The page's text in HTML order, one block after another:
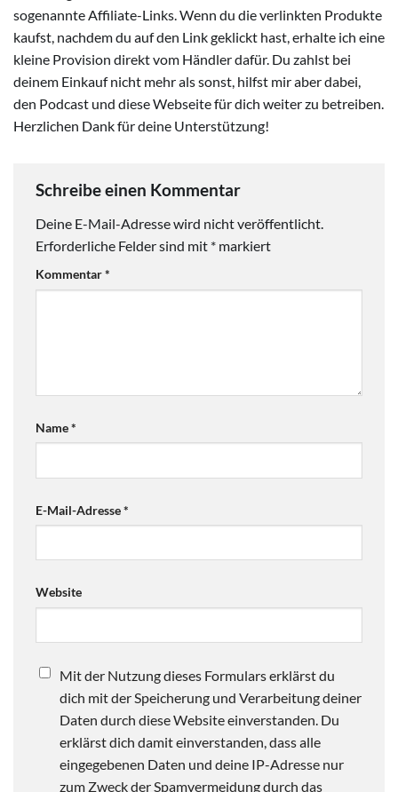
sogenannte Affiliate-Links. Wenn du die verlinkten Produkte
kaufst, nachdem du auf den Link geklickt hast, erhalte ich eine
kleine Provision direkt vom Händler dafür. Du zahlst bei
deinem Einkauf nicht mehr als sonst, hilfst mir aber dabei,
den Podcast und diese Webseite für dich weiter zu betreiben.
Herzlichen Dank für deine Unterstützung!
Schreibe einen Kommentar
Deine E-Mail-Adresse wird nicht veröffentlicht.
Erforderliche Felder sind mit * markiert
Kommentar*
Name*
E-Mail-Adresse*
Website
Mit der Nutzung dieses Formulars erklärst du
dich mit der Speicherung und Verarbeitung deiner
Daten durch diese Website einverstanden. Du
erklärst dich damit einverstanden, dass alle
eingegebenen Daten und deine IP-Adresse nur
zum Zweck der Spamvermeidung durch das